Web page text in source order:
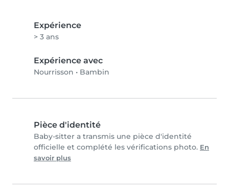
Expérience
> 3 ans
Expérience avec
Nourrisson • Bambin
Pièce d'identité
Baby-sitter a transmis une pièce d'identité
officielle et complété les vérifications photo. En
savoir plus